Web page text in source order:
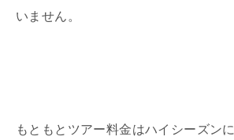
いません。
もともとツアー料金はハイシーズンに